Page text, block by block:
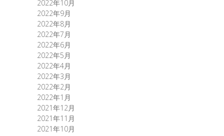
2022年10月
2022年9月
2022年8月
2022年7月
2022年6月
2022年5月
2022年4月
2022年3月
2022年2月
2022年1月
2021年12月
2021年11月
2021年10月